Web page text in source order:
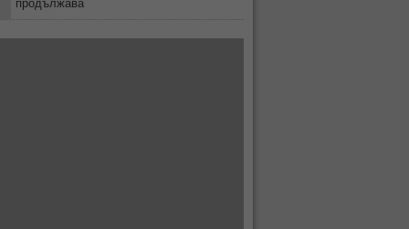
продължава